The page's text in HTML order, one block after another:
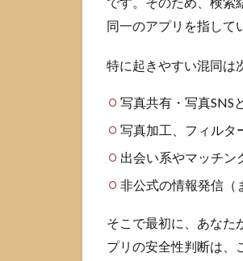
ェッ
ク項
2.1
Store
ライ
バシ
示で
ポイ
ント
同一のアプリを指して
特に起きやすい混同は
写真共有・写真SNS
写真加工、フィルタ
出会い系やマッチン
非公式の情報発信（
そこで最初に、あなた
プリの安全性判断は、